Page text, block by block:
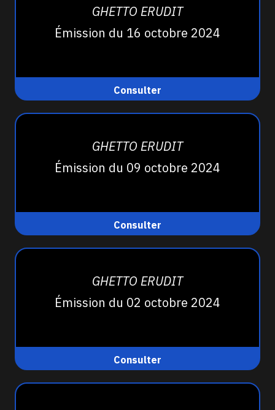
GHETTO ERUDIT
Émission du 16 octobre 2024
Consulter
GHETTO ERUDIT
Émission du 09 octobre 2024
Consulter
GHETTO ERUDIT
Émission du 02 octobre 2024
Consulter